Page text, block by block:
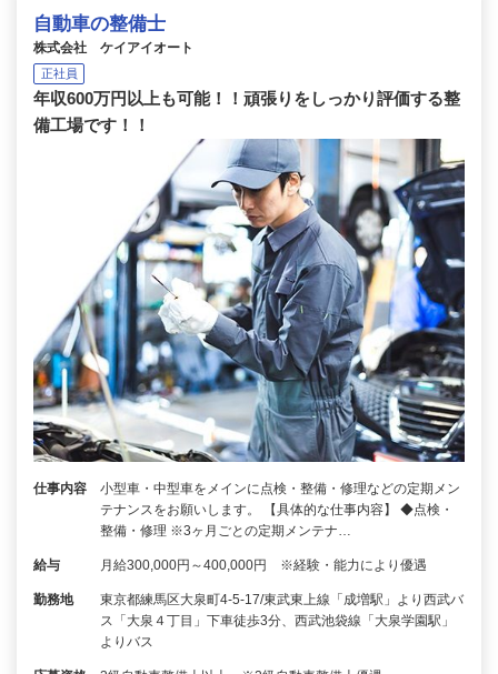
自動車の整備士
株式会社 ケイアイオート
正社員
年収600万円以上も可能！！頑張りをしっかり評価する整
備工場です！！
仕事内容
小型車・中型車をメインに点検・整備・修理などの定期メン
テナンスをお願いします。 【具体的な仕事内容】 ◆点検・
整備・修理 ※3ヶ月ごとの定期メンテナ…
給与 月給300,000円～400,000円 ※経験・能力により優遇
勤務地
東京都練馬区大泉町4-5-17/東武東上線「成増駅」より西武バ
ス「大泉４丁目」下車徒歩3分、西武池袋線「大泉学園駅」
よりバス